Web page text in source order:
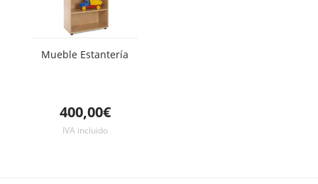
Mueble Estantería
400,00€
IVA incluido